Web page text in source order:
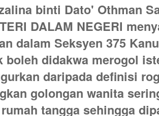
binti Dato' Othman
DALAM NEGERI
dalam Seksyen 375
boleh didakwa merogol
daripada definisi
golongan wanita
tangga sehingga